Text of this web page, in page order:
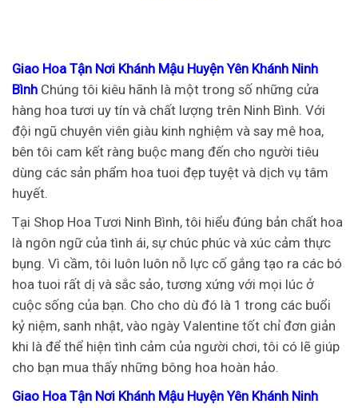
Giao Hoa Tận Nơi Khánh Mậu Huyện Yên Khánh Ninh
Bình Chúng tôi kiêu hãnh là một trong số những cửa
hàng hoa tươi uy tín và chất lượng trên Ninh Bình. Với
đội ngũ chuyên viên giàu kinh nghiệm và say mê hoa,
bên tôi cam kết ràng buộc mang đến cho người tiêu
dùng các sản phẩm hoa tuoi đẹp tuyệt và dịch vụ tâm
huyết.
Tại Shop Hoa Tươi Ninh Bình, tôi hiểu đúng bản chất hoa
là ngôn ngữ của tình ái, sự chúc phúc và xúc cảm thực
bụng. Vì cầm, tôi luôn luôn nỗ lực cố gắng tạo ra các bó
hoa tuoi rất dị và sắc sảo, tương xứng với mọi lúc ở
cuộc sống của bạn. Cho cho dù đó là 1 trong các buổi
kỷ niệm, sanh nhật, vào ngày Valentine tốt chỉ đơn giản
khi là để thể hiện tình cảm của người chơi, tôi có lẽ giúp
cho bạn mua thấy những bông hoa hoàn hảo.
Giao Hoa Tận Nơi Khánh Mậu Huyện Yên Khánh Ninh